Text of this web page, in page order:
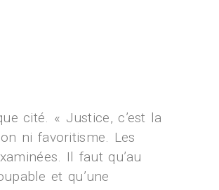
cité. « Justice, c’est la
ni favoritisme. Les
Il faut qu’au
et qu’une